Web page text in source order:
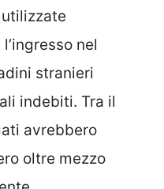
utilizzate
nel
stranieri
indebiti. Tra il
avrebbero
oltre mezzo